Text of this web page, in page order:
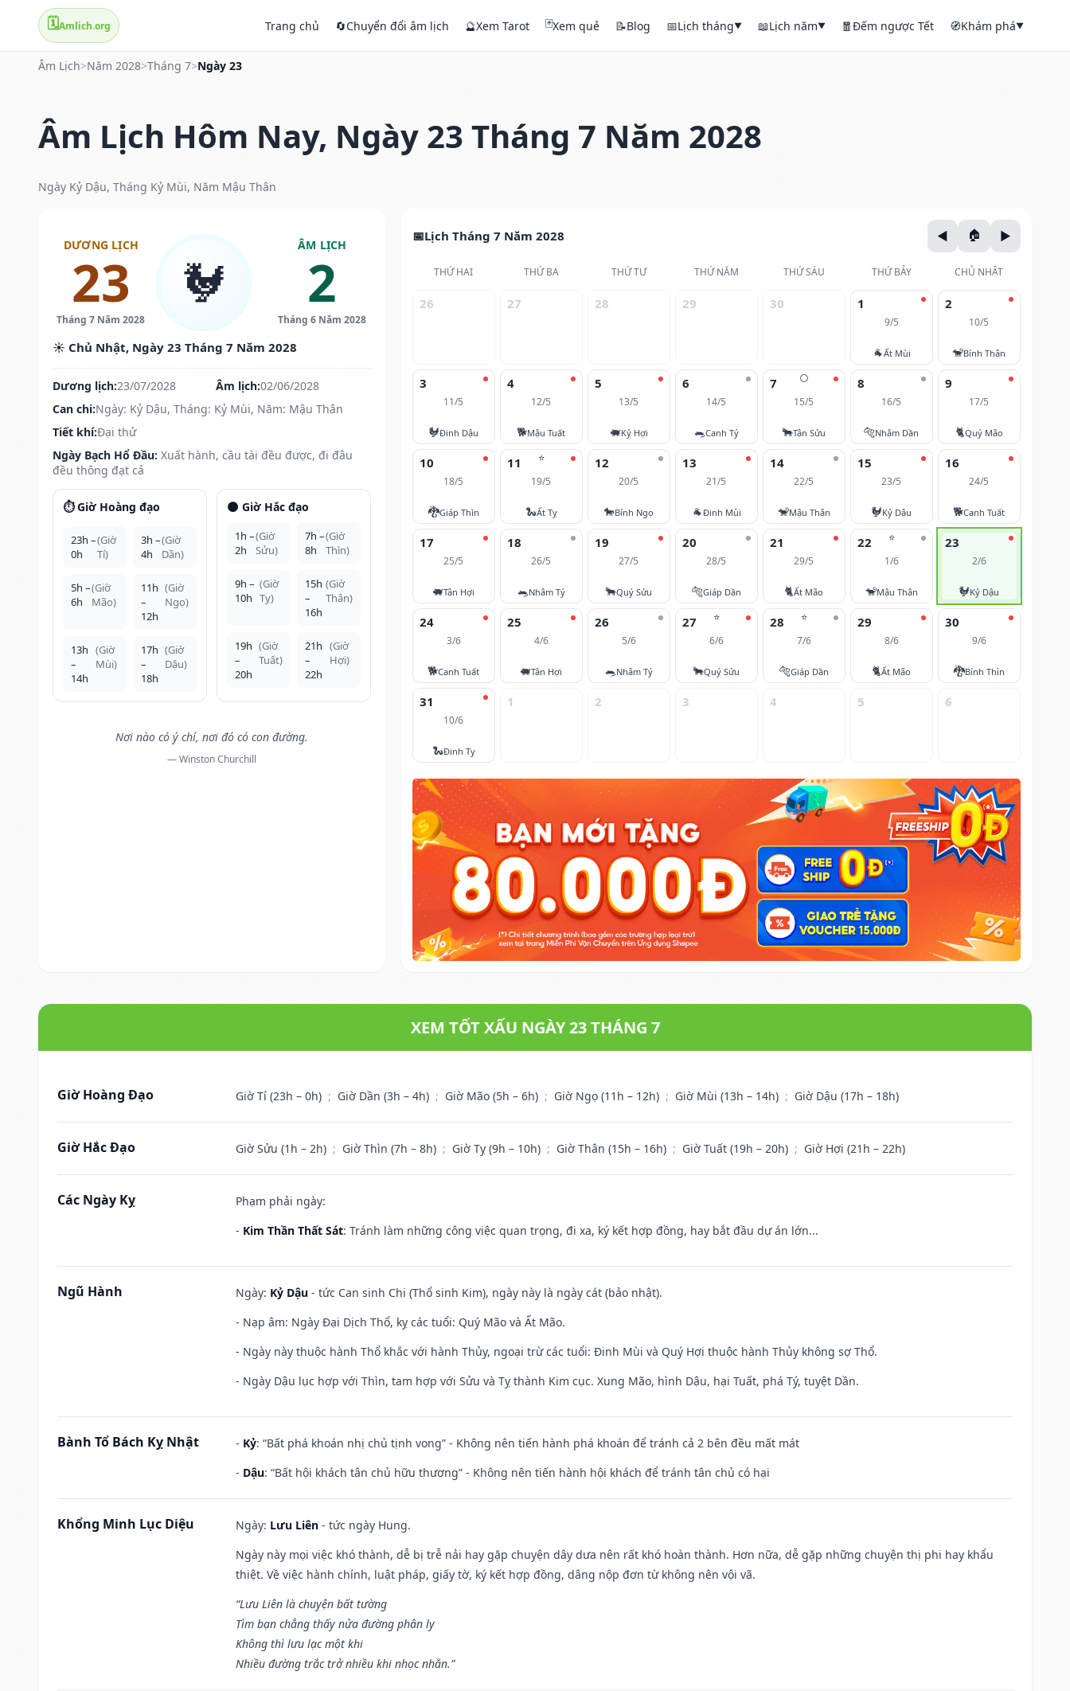
🗓️Amlich.org Trang chủ 🔄Chuyển đổi âm lịch 🔮Xem Tarot 🃏Xem quẻ 📝Blog 📅Lịch tháng▼ 📖Lịch năm▼ 🧧Đếm ngược Tết 🧭Khám phá▼
Âm Lịch>Năm 2028>Tháng 7>Ngày 23
Âm Lịch Hôm Nay, Ngày 23 Tháng 7 Năm 2028
Ngày Kỷ Dậu, Tháng Kỷ Mùi, Năm Mậu Thân
DƯƠNG LỊCH
23
Tháng 7 Năm 2028
🐓
ÂM LỊCH
2
Tháng 6 Năm 2028
☀️ Chủ Nhật, Ngày 23 Tháng 7 Năm 2028
Dương lịch:23/07/2028 Âm lịch:02/06/2028
Can chi:Ngày: Kỷ Dậu, Tháng: Kỷ Mùi, Năm: Mậu Thân
Tiết khí:Đại thử
Ngày Bạch Hổ Đầu: Xuất hành, cầu tài đều được, đi đâu
đều thông đạt cả
⏱️ Giờ Hoàng đạo
23h –
0h
(Giờ
Tí)
3h –
4h
(Giờ
Dần)
5h –
6h
(Giờ
Mão)
11h
–
12h
(Giờ
Ngọ)
13h
–
14h
(Giờ
Mùi)
17h
–
18h
(Giờ
Dậu)
🌑 Giờ Hắc đạo
1h –
2h
(Giờ
Sửu)
7h –
8h
(Giờ
Thìn)
9h –
10h
(Giờ
Tỵ)
15h
–
16h
(Giờ
Thân)
19h
–
20h
(Giờ
Tuất)
21h
–
22h
(Giờ
Hợi)
Nơi nào có ý chí, nơi đó có con đường.
— Winston Churchill
Lịch Tháng 7 Năm 2028
THỨ HAI THỨ BA THỨ TƯ THỨ NĂM THỨ SÁU THỨ BẢY CHỦ NHẬT
26 27 28 29 30 1
9/5
🐐Ất Mùi
2
10/5
🐒Bính Thân
3
11/5
🐓Đinh Dậu
4
12/5
🐕Mậu Tuất
5
13/5
🐖Kỷ Hợi
6
14/5
🐀Canh Tý
🌕
7
15/5
🐂Tân Sửu
8
16/5
🐅Nhâm Dần
9
17/5
🐈Quý Mão
10
18/5
🐉Giáp Thìn
⭐
11
19/5
🐍Ất Tỵ
12
20/5
🐎Bính Ngọ
13
21/5
🐐Đinh Mùi
14
22/5
🐒Mậu Thân
15
23/5
🐓Kỷ Dậu
16
24/5
🐕Canh Tuất
17
25/5
🐖Tân Hợi
18
26/5
🐀Nhâm Tý
19
27/5
🐂Quý Sửu
20
28/5
🐅Giáp Dần
21
29/5
🐈Ất Mão
⭐
22
1/6
🐒Mậu Thân
23
2/6
🐓Kỷ Dậu
24
3/6
🐕Canh Tuất
25
4/6
🐖Tân Hợi
26
5/6
🐀Nhâm Tý
⭐
27
6/6
🐂Quý Sửu
⭐
28
7/6
🐅Giáp Dần
29
8/6
🐈Ất Mão
30
9/6
🐉Bính Thìn
31
10/6
🐍Đinh Tỵ
1 2 3 4 5 6
XEM TỐT XẤU NGÀY 23 THÁNG 7
Giờ Hoàng Đạo Giờ Tí (23h – 0h) ; Giờ Dần (3h – 4h) ; Giờ Mão (5h – 6h) ; Giờ Ngọ (11h – 12h) ; Giờ Mùi (13h – 14h) ; Giờ Dậu (17h – 18h)
Giờ Hắc Đạo Giờ Sửu (1h – 2h) ; Giờ Thìn (7h – 8h) ; Giờ Tỵ (9h – 10h) ; Giờ Thân (15h – 16h) ; Giờ Tuất (19h – 20h) ; Giờ Hợi (21h – 22h)
Các Ngày Kỵ
Phạm phải ngày:
- Kim Thần Thất Sát: Tránh làm những công việc quan trọng, đi xa, ký kết hợp đồng, hay bắt đầu dự án lớn...
Ngũ Hành Ngày: Kỷ Dậu - tức Can sinh Chi (Thổ sinh Kim), ngày này là ngày cát (bảo nhật).
- Nạp âm: Ngày Đại Dịch Thổ, kỵ các tuổi: Quý Mão và Ất Mão.
- Ngày này thuộc hành Thổ khắc với hành Thủy, ngoại trừ các tuổi: Đinh Mùi và Quý Hợi thuộc hành Thủy không sợ Thổ.
- Ngày Dậu lục hợp với Thìn, tam hợp với Sửu và Tỵ thành Kim cục. Xung Mão, hình Dậu, hại Tuất, phá Tý, tuyệt Dần.
Bành Tổ Bách Kỵ Nhật - Kỷ: “Bất phá khoán nhị chủ tịnh vong” - Không nên tiến hành phá khoán để tránh cả 2 bên đều mất mát
- Dậu: “Bất hội khách tân chủ hữu thương” - Không nên tiến hành hội khách để tránh tân chủ có hại
Khổng Minh Lục Diệu Ngày: Lưu Liên - tức ngày Hung.
Ngày này mọi việc khó thành, dễ bị trễ nải hay gặp chuyện dây dưa nên rất khó hoàn thành. Hơn nữa, dễ gặp những chuyện thị phi hay khẩu
thiệt. Về việc hành chính, luật pháp, giấy tờ, ký kết hợp đồng, dâng nộp đơn từ không nên vội vã.
“Lưu Liên là chuyện bất tường
Tìm bạn chẳng thấy nửa đường phân ly
Không thì lưu lạc một khi
Nhiều đường trắc trở nhiều khi nhọc nhằn.”